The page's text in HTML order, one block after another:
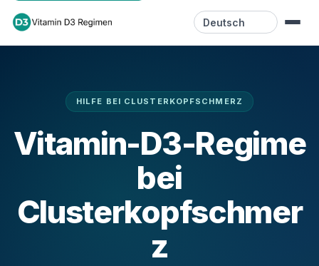
Sprache
Ressourcen
Videos
Kontakt
HILFE BEI CLUSTERKOPFSCHMERZ
Vitamin-D3-Regime
bei
Clusterkopfschmer
z